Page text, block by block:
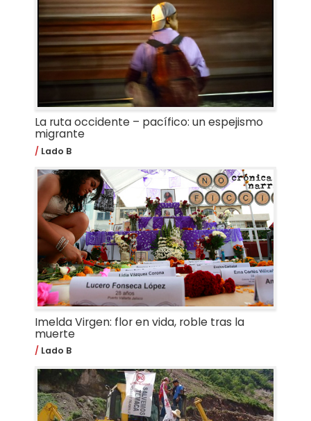
La ruta occidente – pacífico: un espejismo
migrante
Lado B
Imelda Virgen: flor en vida, roble tras la
muerte
Lado B